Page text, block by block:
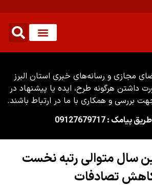
مجازی و رسانه‌های خبری استان البرز
داشتن هرگونه طرح، ایده یا پیشنهاد در
بررسی و همکاری با ما در ارتباط باشند.
پیامک : 09127679717
سال متوالی رتبه نخست
تصادفات